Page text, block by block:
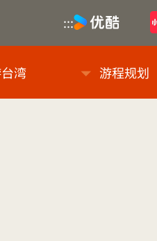
:::
湾 游程规划